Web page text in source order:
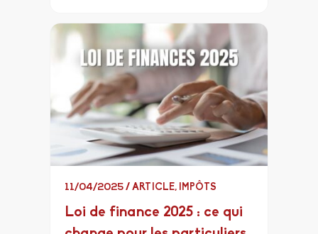
11/04/2025 / ARTICLE, IMPÔTS
Loi de finance 2025 : ce qui